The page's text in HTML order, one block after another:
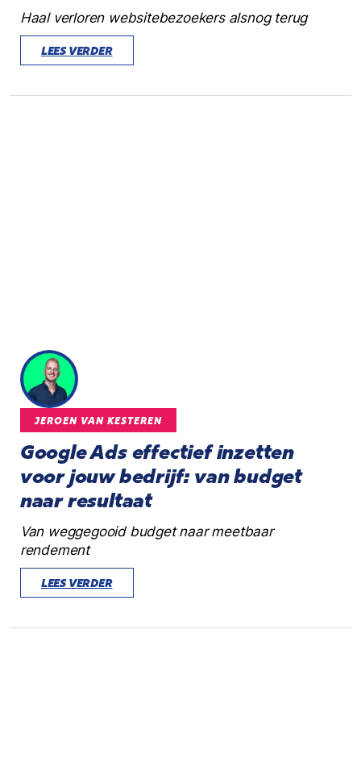
Haal verloren websitebezoekers alsnog terug
LEES VERDER
JEROEN VAN KESTEREN
Google Ads effectief inzetten
voor jouw bedrijf: van budget
naar resultaat
Van weggegooid budget naar meetbaar
rendement
LEES VERDER